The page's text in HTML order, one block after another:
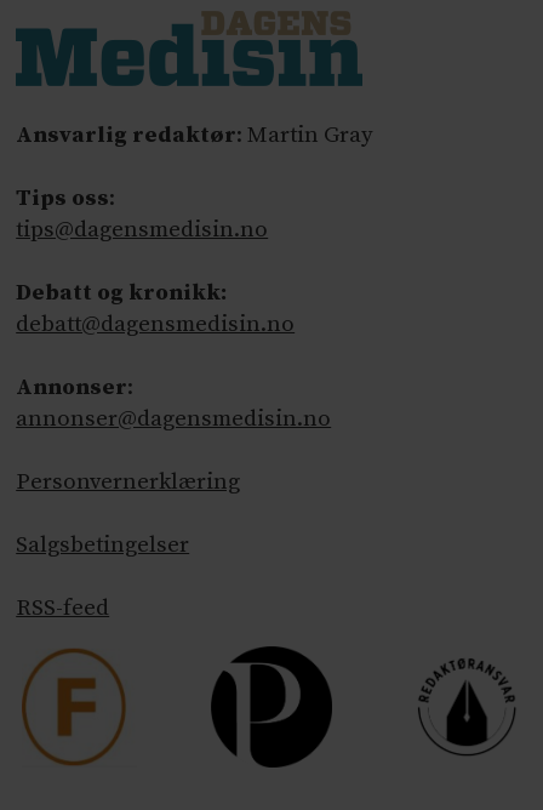
Ansvarlig redaktør: Martin Gray
Tips oss:
tips@dagensmedisin.no
Debatt og kronikk:
debatt@dagensmedisin.no
Annonser:
annonser@dagensmedisin.no
Personvernerklæring
Salgsbetingelser
RSS-feed